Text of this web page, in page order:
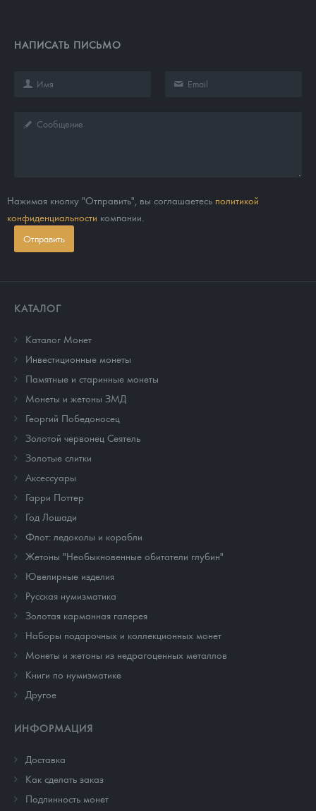
НАПИСАТЬ ПИСЬМО
Нажимая кнопку "Отправить", вы соглашаетесь политикой
конфиденциальности компании.
Отправить
КАТАЛОГ
Каталог Монет
Инвестиционные монеты
Памятные и старинные монеты
Монеты и жетоны ЗМД
Георгий Победоносец
Золотой червонец Сеятель
Золотые слитки
Аксессуары
Гарри Поттер
Год Лошади
Флот: ледоколы и корабли
Жетоны "Необыкновенные обитатели глубин"
Ювелирные изделия
Русская нумизматика
Золотая карманная галерея
Наборы подарочных и коллекционных монет
Монеты и жетоны из недрагоценных металлов
Книги по нумизматике
Другое
ИНФОРМАЦИЯ
Доставка
Как сделать заказ
Подлинность монет